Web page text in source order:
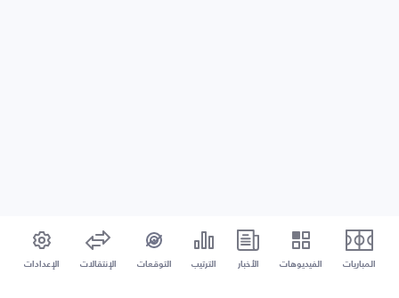
المباريات الفيديوهات الأخبار الترتيب التوقعات الإنتقالات الإعدادات